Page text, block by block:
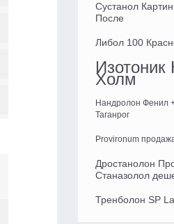
Сустанол
После
Либол 100
Изотоник
Холм
Нандролон Фенил
Таганрог
Provironum
Дростанолон
Станазолол
Тренболон SP